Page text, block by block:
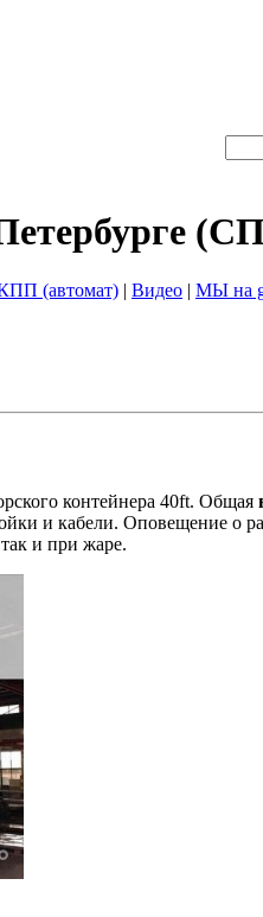
(автомат) | Видео | МЫ на
контейнера 40ft. Общая
и кабели. Оповещение о
и при жаре.